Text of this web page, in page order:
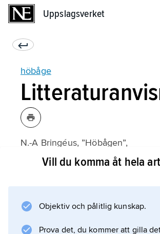
Uppslagsverket
höbåge
N.-A Bringéus, ”Höbågen”,
Vill du komma åt hela
Objektiv och pålitlig kunskap.
Prova det, du kommer att gilla